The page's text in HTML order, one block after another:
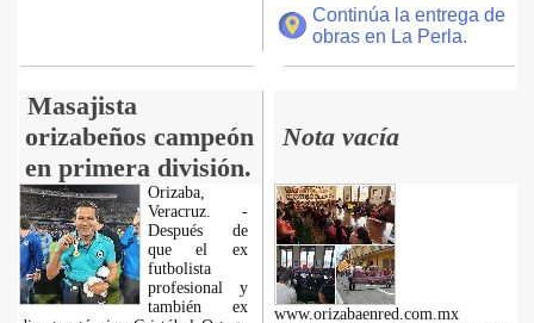
Continúa la entrega de
obras en La Perla.
Masajista
orizabeños campeón
en primera división.
Nota vacía
Orizaba,
Veracruz. -
Después de
que el ex
futbolista
profesional y
también ex
www.orizabaenred.com.mx